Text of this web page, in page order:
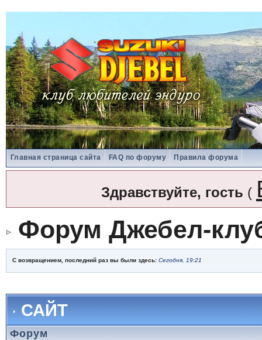
Главная страница сайта FAQ по форуму Правила форума
Здравствуйте, гость (
Форум Джебел-
С возвращением, последний раз вы были здесь: Сегодня, 19:21
САЙТ
Форум